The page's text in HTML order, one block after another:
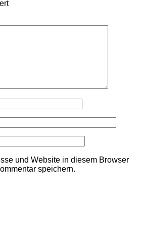
und Website in diesem Browser
speichern.